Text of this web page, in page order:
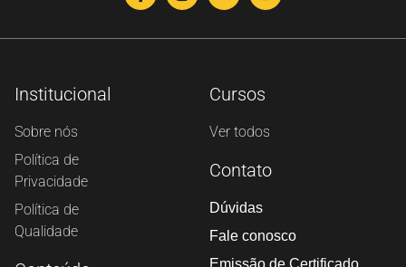
Institucional
Sobre nós
Política de
Privacidade
Política de
Qualidade
Cursos
Ver todos
Contato
Dúvidas
Fale conosco
Emissão de Certificado